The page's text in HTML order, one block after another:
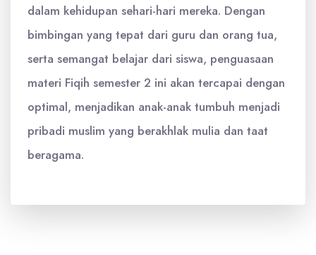
dalam kehidupan sehari-hari mereka. Dengan
bimbingan yang tepat dari guru dan orang tua,
serta semangat belajar dari siswa, penguasaan
materi Fiqih semester 2 ini akan tercapai dengan
optimal, menjadikan anak-anak tumbuh menjadi
pribadi muslim yang berakhlak mulia dan taat
beragama.